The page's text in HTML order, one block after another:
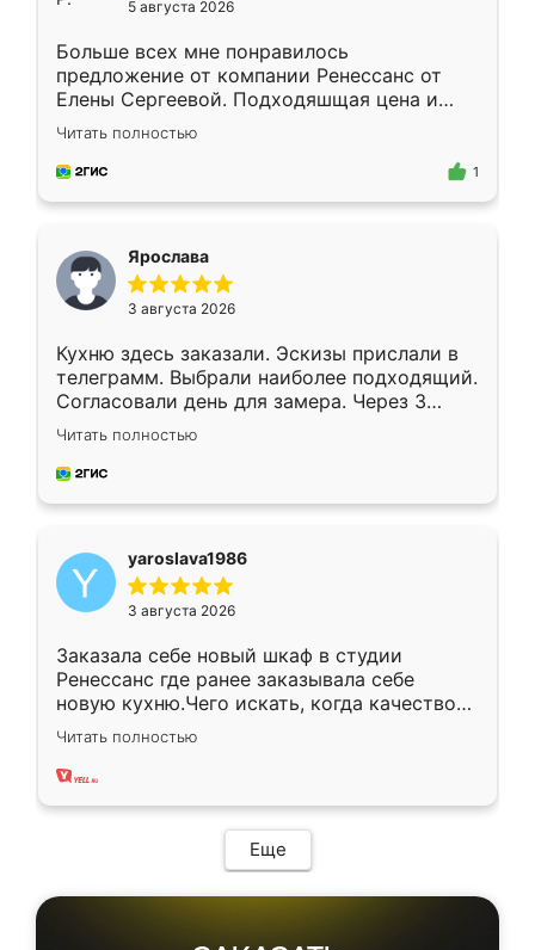
5 августа 2026
Больше всех мне понравилось
предложение от компании Ренессанс от
Елены Сергеевой. Подходяшщая цена и
короткие сроки изготовления. Приехавший
для замера сотрудник Владислав
предложил по моему эскизу самый
Читать полностью
1
Ярослава
3 августа 2026
Кухню здесь заказали. Эскизы прислали в
телеграмм. Выбрали наиболее подходящий.
Согласовали день для замера. Через 3
недели кухня была уже готова. Остались
довольны работой. Спасибо Ренессанс
мебель за качественную работу!
Читать полностью
yaroslava1986
3 августа 2026
Заказала себе новый шкаф в студии
Ренессанс где ранее заказывала себе
новую кухню.Чего искать, когда качеством
вполне довольна. Служит кухня уже почти
два года, нареканий нет.
Читать полностью
Еще